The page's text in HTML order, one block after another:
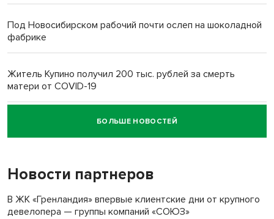
Под Новосибирском рабочий почти ослеп на шоколадной
фабрике
Житель Купино получил 200 тыс. рублей за смерть
матери от COVID-19
Новосибирский суд наказал водителя за смерть
пенсионерки на вокзале
«Мы живём на пастбище!»: в новосибирском селе лошади
терроризируют жителей
БОЛЬШЕ НОВОСТЕЙ
Новости партнеров
В ЖК «Гренландия» впервые клиентские дни от крупного
девелопера — группы компаний «СОЮЗ»